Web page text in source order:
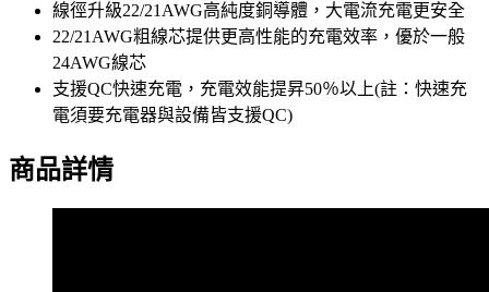
線徑升級22/21AWG高純度銅導體，大電流充電更安全
22/21AWG粗線芯提供更高性能的充電效率，優於一般
24AWG線芯
支援QC快速充電，充電效能提昇50％以上(註：快速充
電須要充電器與設備皆支援QC)
商品詳情